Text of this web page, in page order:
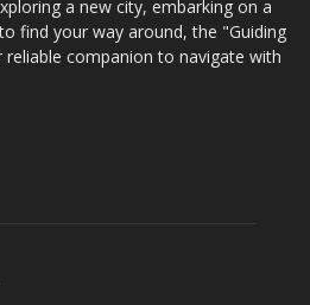
a new city, embarking on a
find your way around, the "Guiding
companion to navigate with